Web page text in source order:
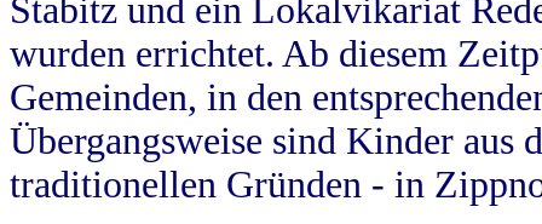
Stabitz und ein Lokalvikariat
wurden errichtet. Ab diesem
Gemeinden, in den
Übergangsweise sind Kinder aus
traditionellen Gründen - in